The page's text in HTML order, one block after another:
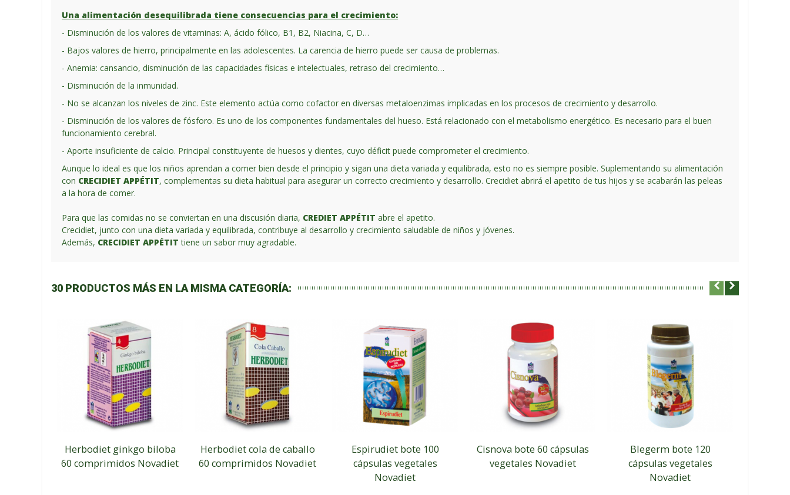
Una alimentación desequilibrada tiene consecuencias para el crecimiento:
- Disminución de los valores de vitaminas: A, ácido fólico, B1, B2, Niacina, C, D…
- Bajos valores de hierro, principalmente en las adolescentes. La carencia de hierro puede ser causa de problemas.
- Anemia: cansancio, disminución de las capacidades físicas e intelectuales, retraso del crecimiento…
- Disminución de la inmunidad.
- No se alcanzan los niveles de zinc. Este elemento actúa como cofactor en diversas metaloenzimas implicadas en los procesos de crecimiento y desarrollo.
- Disminución de los valores de fósforo. Es uno de los componentes fundamentales del hueso. Está relacionado con el metabolismo energético. Es necesario para el buen
funcionamiento cerebral.
- Aporte insuficiente de calcio. Principal constituyente de huesos y dientes, cuyo déficit puede comprometer el crecimiento.
Aunque lo ideal es que los niños aprendan a comer bien desde el principio y sigan una dieta variada y equilibrada, esto no es siempre posible. Suplementando su alimentación
con CRECIDIET APPÉTIT, complementas su dieta habitual para asegurar un correcto crecimiento y desarrollo. Crecidiet abrirá el apetito de tus hijos y se acabarán las peleas
a la hora de comer.
Para que las comidas no se conviertan en una discusión diaria, CREDIET APPÉTIT abre el apetito.
Crecidiet, junto con una dieta variada y equilibrada, contribuye al desarrollo y crecimiento saludable de niños y jóvenes.
Además, CRECIDIET APPÉTIT tiene un sabor muy agradable.
30 PRODUCTOS MÁS EN LA MISMA CATEGORÍA:
Herbodiet ginkgo biloba
60 comprimidos Novadiet
Herbodiet cola de caballo
60 comprimidos Novadiet
Espirudiet bote 100
cápsulas vegetales
Novadiet
Cisnova bote 60 cápsulas
vegetales Novadiet
Blegerm bote 120
cápsulas vegetales
Novadiet